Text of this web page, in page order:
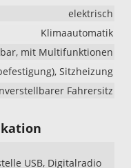
elektrisch
Klimaautomatik
mit Multifunktionen
Sitzheizung
Fahrersitz
USB, Digitalradio